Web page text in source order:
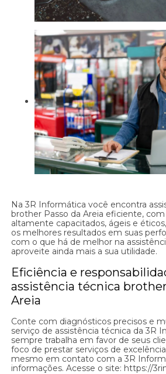
Na 3R Informática você encontra
brother Passo da Areia eficiente,
altamente capacitados, ágeis e
os melhores resultados em suas
com o que há de melhor na
aproveite ainda mais a sua utilidade.
Eficiência e
assistência técnica
Areia
Conte com diagnósticos precisos e
serviço de assistência técnica da 3R
sempre trabalha em favor de seus
foco de prestar serviços de
mesmo em contato com a 3R
informações. Acesse o site: https://